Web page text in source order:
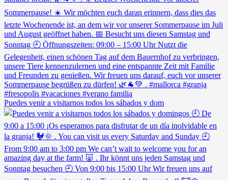
Puedes venir a visitarnos todos los sábados y dom